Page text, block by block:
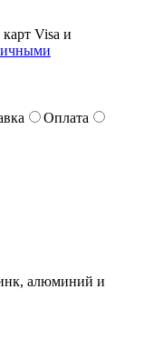
Visa и
Оплата
алюминий и